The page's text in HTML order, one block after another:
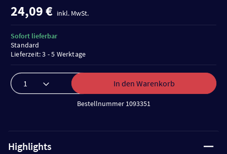
24,09 € inkl. MwSt.
In den Warenkorb
Bestellnummer 1093351
Sofort lieferbar
Standard
Lieferzeit: 3 - 5 Werktage
Highlights